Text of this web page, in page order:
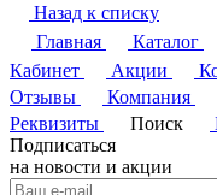
Назад к списку
Главная
Каталог
Кабинет
Акции
Отзывы
Компания
Реквизиты
Поиск
Подписаться
на новости и акции